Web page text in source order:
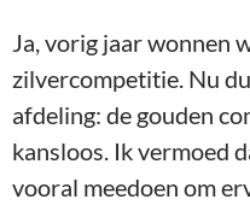
Ja, vorig jaar wonnen
zilvercompetitie. Nu
afdeling: de gouden
kansloos. Ik vermoed
vooral meedoen om